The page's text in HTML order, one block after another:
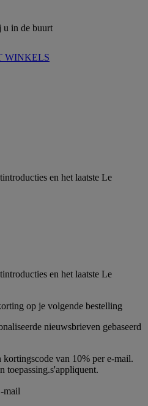
u in de buurt
WINKELS
en het laatste Le
en het laatste Le
op je volgende bestelling
nieuwsbrieven gebaseerd
van 10% per e-mail.
toepassing.s'appliquent.
mail